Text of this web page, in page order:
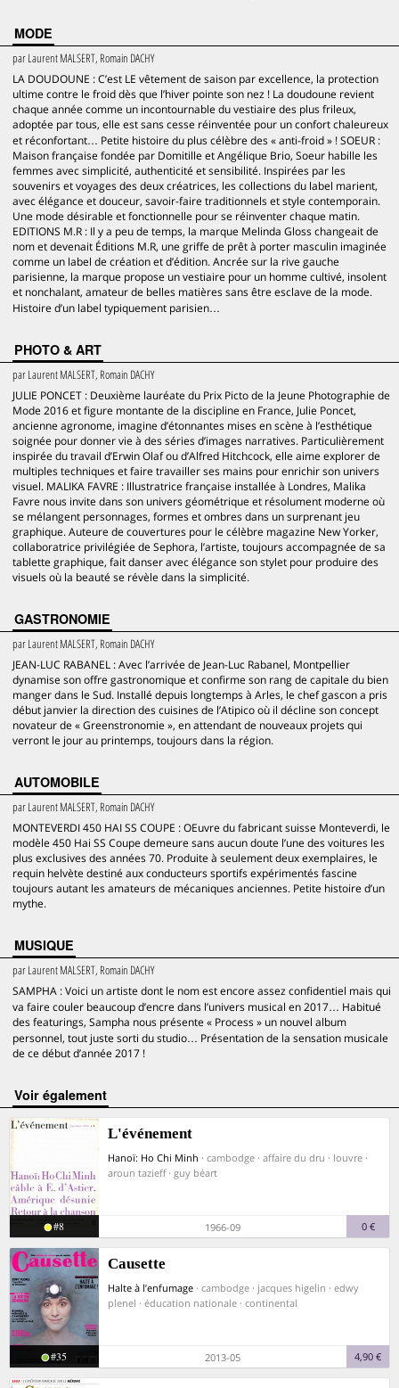
MODE
parLaurent MALSERT, Romain DACHY
LA DOUDOUNE : C’est LE vêtement de saison par excellence, la protection
ultime contre le froid dès que l’hiver pointe son nez ! La doudoune revient
chaque année comme un incontournable du vestiaire des plus frileux,
adoptée par tous, elle est sans cesse réinventée pour un confort chaleureux
et réconfortant… Petite histoire du plus célèbre des « anti-froid » ! SOEUR :
Maison française fondée par Domitille et Angélique Brio, Soeur habille les
femmes avec simplicité, authenticité et sensibilité. Inspirées par les
souvenirs et voyages des deux créatrices, les collections du label marient,
avec élégance et douceur, savoir-faire traditionnels et style contemporain.
Une mode désirable et fonctionnelle pour se réinventer chaque matin.
EDITIONS M.R : Il y a peu de temps, la marque Melinda Gloss changeait de
nom et devenait Éditions M.R, une griffe de prêt à porter masculin imaginée
comme un label de création et d’édition. Ancrée sur la rive gauche
parisienne, la marque propose un vestiaire pour un homme cultivé, insolent
et nonchalant, amateur de belles matières sans être esclave de la mode.
Histoire d’un label typiquement parisien…
PHOTO & ART
parLaurent MALSERT, Romain DACHY
JULIE PONCET : Deuxième lauréate du Prix Picto de la Jeune Photographie de
Mode 2016 et figure montante de la discipline en France, Julie Poncet,
ancienne agronome, imagine d’étonnantes mises en scène à l’esthétique
soignée pour donner vie à des séries d’images narratives. Particulièrement
inspirée du travail d’Erwin Olaf ou d’Alfred Hitchcock, elle aime explorer de
multiples techniques et faire travailler ses mains pour enrichir son univers
visuel. MALIKA FAVRE : Illustratrice française installée à Londres, Malika
Favre nous invite dans son univers géométrique et résolument moderne où
se mélangent personnages, formes et ombres dans un surprenant jeu
graphique. Auteure de couvertures pour le célèbre magazine New Yorker,
collaboratrice privilégiée de Sephora, l’artiste, toujours accompagnée de sa
tablette graphique, fait danser avec élégance son stylet pour produire des
visuels où la beauté se révèle dans la simplicité.
GASTRONOMIE
parLaurent MALSERT, Romain DACHY
JEAN-LUC RABANEL : Avec l’arrivée de Jean-Luc Rabanel, Montpellier
dynamise son offre gastronomique et confirme son rang de capitale du bien
manger dans le Sud. Installé depuis longtemps à Arles, le chef gascon a pris
début janvier la direction des cuisines de l’Atipico où il décline son concept
novateur de « Greenstronomie », en attendant de nouveaux projets qui
verront le jour au printemps, toujours dans la région.
AUTOMOBILE
parLaurent MALSERT, Romain DACHY
MONTEVERDI 450 HAI SS COUPE : OEuvre du fabricant suisse Monteverdi, le
modèle 450 Hai SS Coupe demeure sans aucun doute l’une des voitures les
plus exclusives des années 70. Produite à seulement deux exemplaires, le
requin helvète destiné aux conducteurs sportifs expérimentés fascine
toujours autant les amateurs de mécaniques anciennes. Petite histoire d’un
mythe.
MUSIQUE
parLaurent MALSERT, Romain DACHY
SAMPHA : Voici un artiste dont le nom est encore assez confidentiel mais qui
va faire couler beaucoup d’encre dans l’univers musical en 2017… Habitué
des featurings, Sampha nous présente « Process » un nouvel album
personnel, tout juste sorti du studio… Présentation de la sensation musicale
de ce début d’année 2017 !
voir également
L'événement
Hanoï: Ho Chi Minh · cambodge · affaire du dru · louvre ·
aroun tazieff · guy béart
#8 1966-09 0 €
Causette
Halte à l’enfumage · cambodge · jacques higelin · edwy
plenel · éducation nationale · continental
#35 2013-05 4,90 €